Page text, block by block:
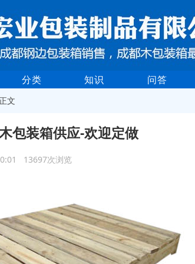
分类 知识 问答
文
包装箱供应-欢迎定做
13697次浏览